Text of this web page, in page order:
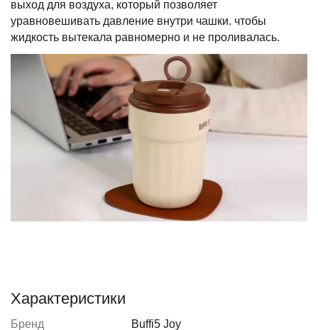
выход для воздуха, который позволяет
уравновешивать давление внутри чашки. чтобы
жидкость вытекала равномерно и не проливалась.
Характеристики
Бренд Buffi5 Joy